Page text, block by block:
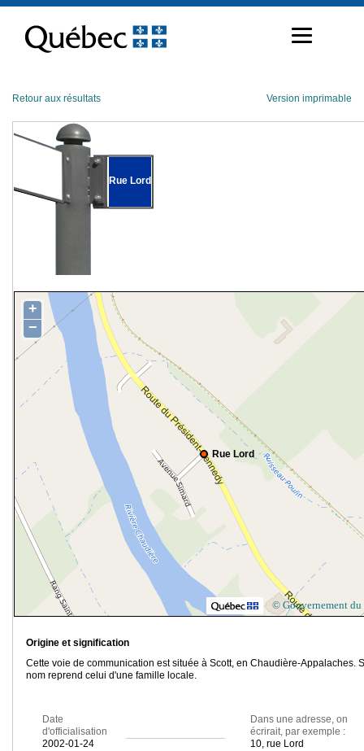
contenu
Retour aux résultats Version imprimable
Rue Lord
Rue Lord
+
−
© Gouvernement du
Origine et signification
Cette voie de communication est située à Scott, en Chaudière-Appalaches.
nom reprend celui d'une famille locale.
Date
d'officialisation
2002-01-24
Dans une adresse, on
écrirait, par exemple :
10, rue Lord